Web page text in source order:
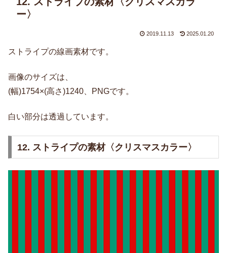
ー〉
2019.11.13 2025.01.20
ストライプの線画素材です。
画像のサイズは、
(幅)1754×(高さ)1240、PNGです。
白い部分は透過しています。
12. ストライプの素材〈クリスマスカラー〉